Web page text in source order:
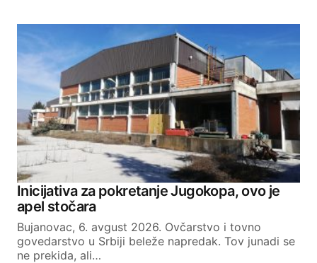
Inicijativa za pokretanje Jugokopa, ovo je
apel stočara
Bujanovac, 6. avgust 2026. Ovčarstvo i tovno
govedarstvo u Srbiji beleže napredak. Tov junadi se
ne prekida, ali…